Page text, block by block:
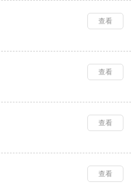
查看
查看
查看
查看